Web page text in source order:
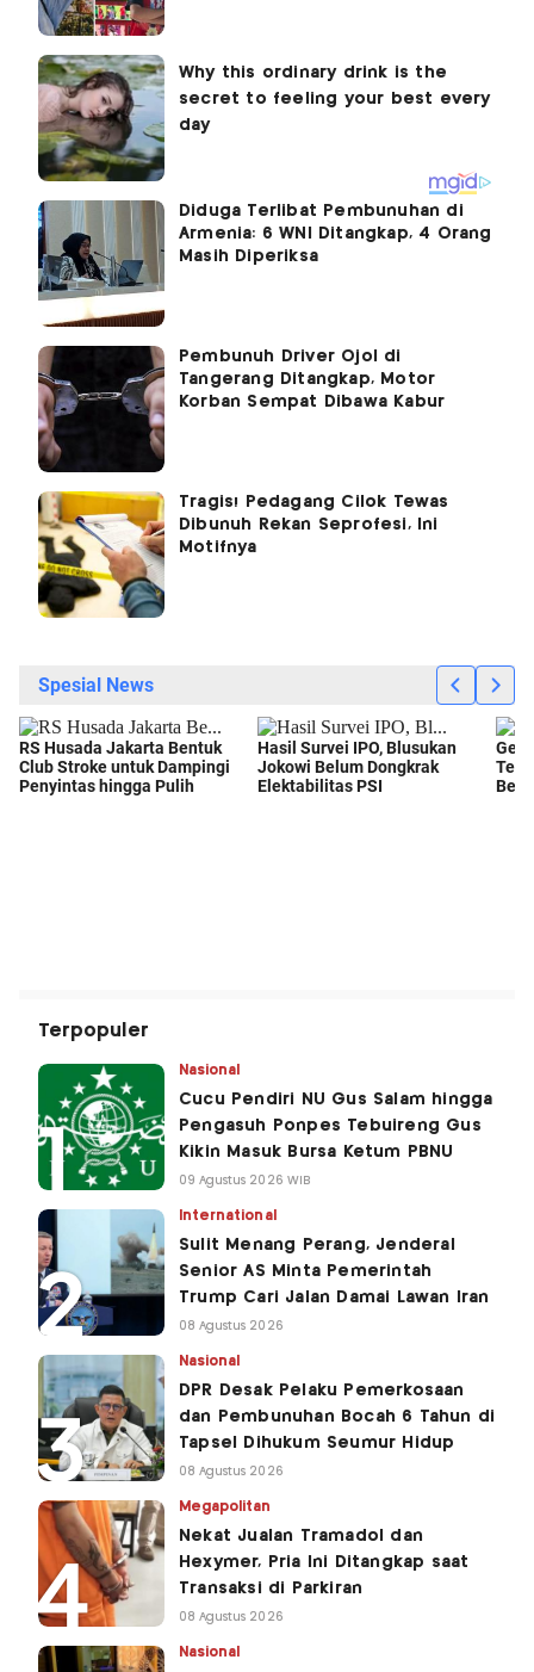
Diduga Terlibat Pembunuhan di
Armenia: 6 WNI Ditangkap, 4 Orang
Masih Diperiksa
Pembunuh Driver Ojol di
Tangerang Ditangkap, Motor
Korban Sempat Dibawa Kabur
Tragis! Pedagang Cilok Tewas
Dibunuh Rekan Seprofesi, Ini
Motifnya
Terpopuler
Nasional
Cucu Pendiri NU Gus Salam hingga
Pengasuh Ponpes Tebuireng Gus
Kikin Masuk Bursa Ketum PBNU
09 Agustus 2026 WIB
International
Sulit Menang Perang, Jenderal
Senior AS Minta Pemerintah
Trump Cari Jalan Damai Lawan Iran
08 Agustus 2026
Nasional
DPR Desak Pelaku Pemerkosaan
dan Pembunuhan Bocah 6 Tahun di
Tapsel Dihukum Seumur Hidup
08 Agustus 2026
Megapolitan
Nekat Jualan Tramadol dan
Hexymer, Pria Ini Ditangkap saat
Transaksi di Parkiran
08 Agustus 2026
Nasional